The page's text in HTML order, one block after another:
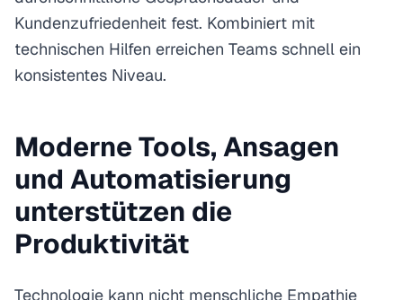
Kundenzufriedenheit fest. Kombiniert mit
technischen Hilfen erreichen Teams schnell ein
konsistentes Niveau.
Moderne Tools, Ansagen
und Automatisierung
unterstützen die
Produktivität
Technologie kann nicht menschliche Empathie